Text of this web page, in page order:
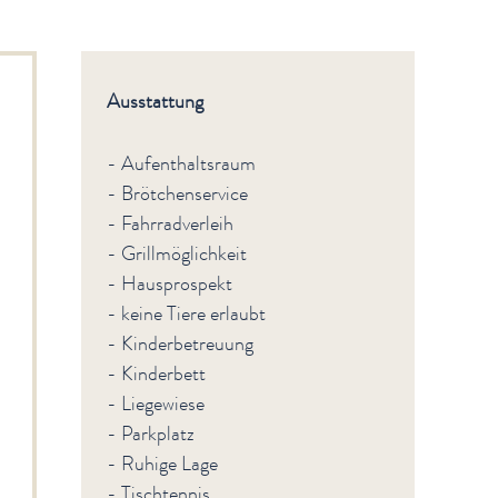
Ausstattung
- Aufenthaltsraum
- Brötchenservice
- Fahrradverleih
- Grillmöglichkeit
- Hausprospekt
- keine Tiere erlaubt
- Kinderbetreuung
- Kinderbett
- Liegewiese
- Parkplatz
- Ruhige Lage